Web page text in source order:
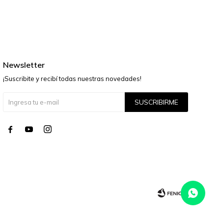
Newsletter
¡Suscribite y recibí todas nuestras novedades!
SUSCRIBIRME
  